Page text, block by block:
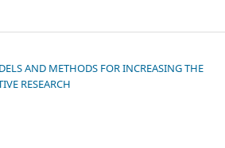
AND METHODS FOR INCREASING THE
RESEARCH